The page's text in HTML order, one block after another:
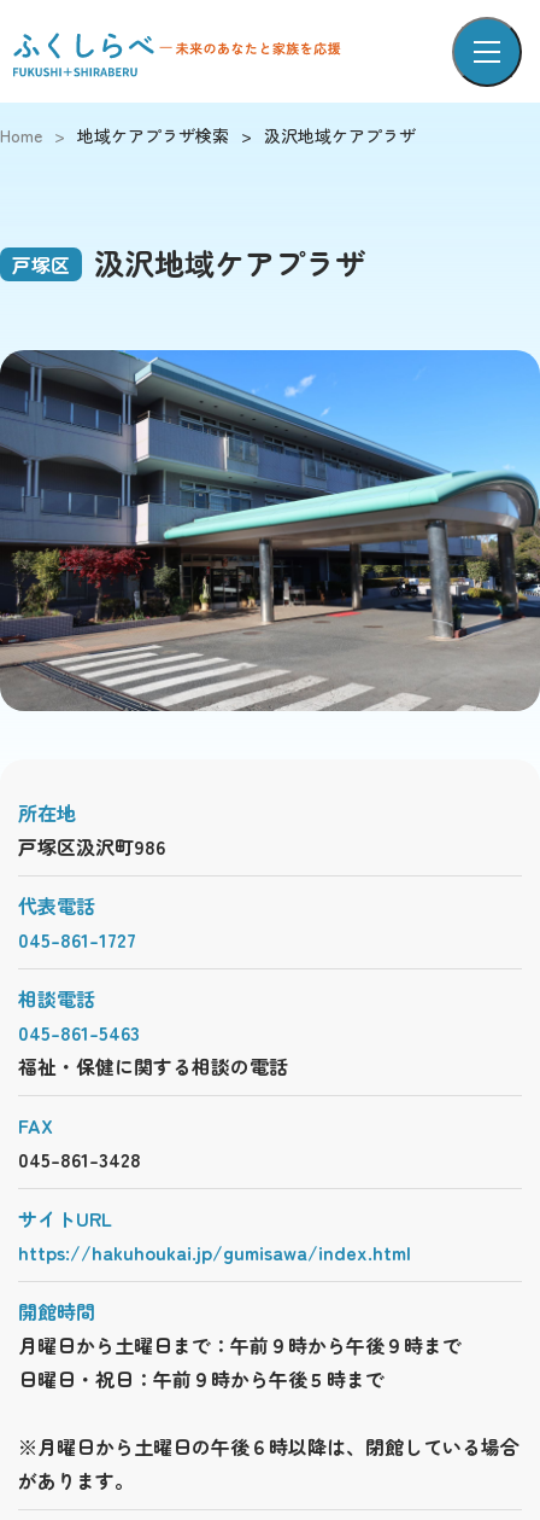
Home > 地域ケアプラザ検索 > 汲沢地域ケアプラザ
戸塚区 汲沢地域ケアプラザ
所在地
戸塚区汲沢町986
代表電話
045-861-1727
相談電話
045-861-5463
福祉・保健に関する相談の電話
FAX
045-861-3428
サイトURL
https://hakuhoukai.jp/gumisawa/index.html
開館時間
月曜日から土曜日まで：午前９時から午後９時まで
日曜日・祝日：午前９時から午後５時まで
※月曜日から土曜日の午後６時以降は、閉館している場合
があります。